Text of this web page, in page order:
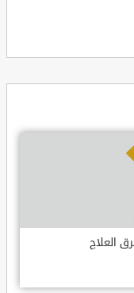
العلاج